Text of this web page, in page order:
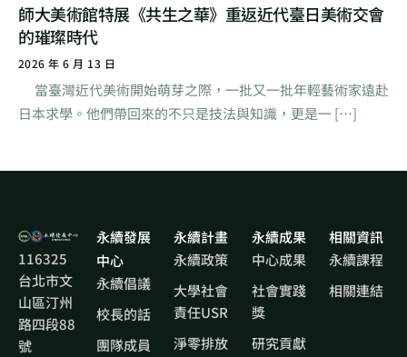
師大美術館特展《共生之華》重返近代臺日美術交會
的璀璨時代
2026 年 6 月 13 日
當臺灣近代美術開始萌芽之際，一批又一批年輕藝術家遠赴
日本求學。他們帶回來的不只是技法與知識，更是一 […]
116325
台北市文
山區汀州
路四段88
號
永續發展
中心
永續倡議
校長的話
團隊成員
永續計畫
永續政策
大學社會
責任USR
淨零排放
永續成果
中心成果
社會實踐
獎
研究貢獻
相關資訊
永續課程
相關連結